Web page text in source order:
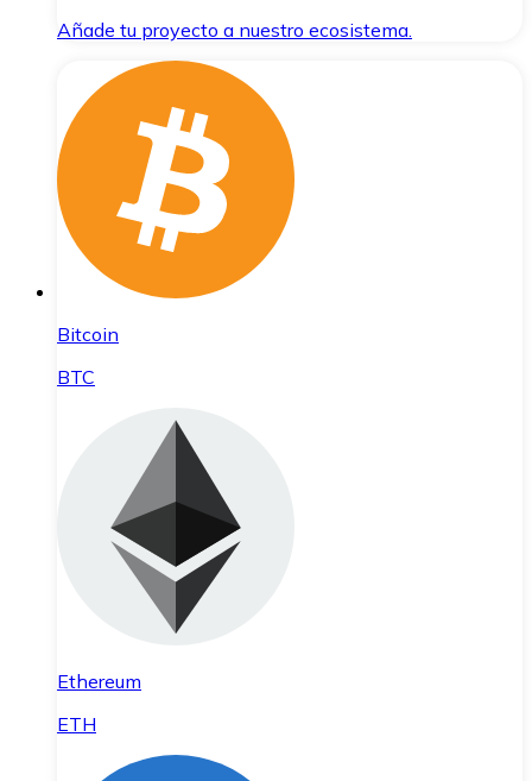
Añade tu proyecto a nuestro ecosistema.
Bitcoin
BTC
Ethereum
ETH